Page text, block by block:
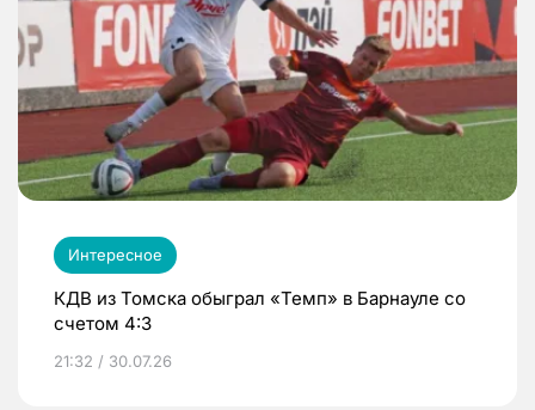
Интересное
КДВ из Томска обыграл «Темп» в Барнауле со
счетом 4:3
21:32 / 30.07.26